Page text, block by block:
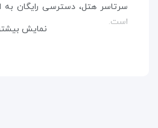
سرتاسر هتل، دسترسی رایگان به
است.
نمایش